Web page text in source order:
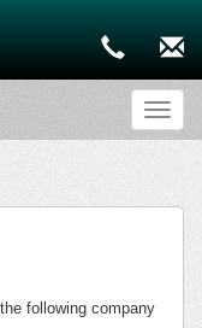
following company